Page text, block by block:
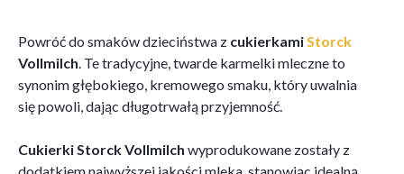
Powróć do smaków dzieciństwa z cukierkami Storck
Vollmilch . Te tradycyjne, twarde karmelki mleczne to
synonim głębokiego, kremowego smaku, który uwalnia
się powoli, dając długotrwałą przyjemność.
Cukierki Storck Vollmilch wyprodukowane zostały z